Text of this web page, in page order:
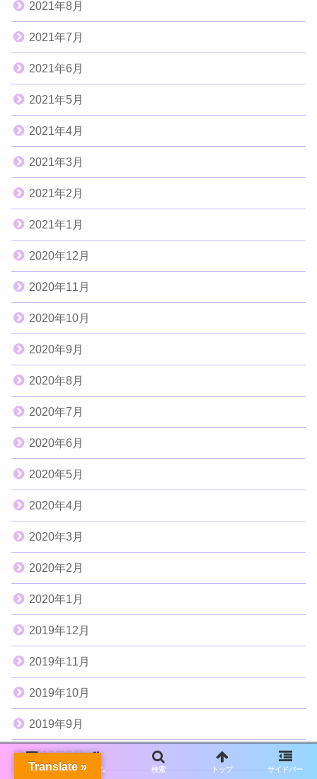
2021年8月
2021年7月
2021年6月
2021年5月
2021年4月
2021年3月
2021年2月
2021年1月
2020年12月
2020年11月
2020年10月
2020年9月
2020年8月
2020年7月
2020年6月
2020年5月
2020年4月
2020年3月
2020年2月
2020年1月
2019年12月
2019年11月
2019年10月
2019年9月
2019年8月
メニュー ホーム 検索 トップ サイドバー
Translate »